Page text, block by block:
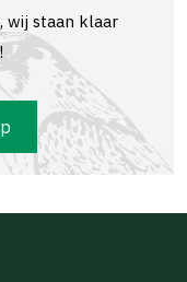
wij staan klaar